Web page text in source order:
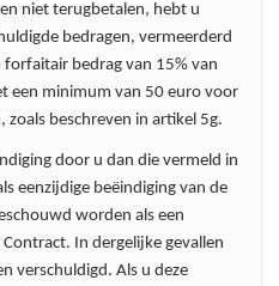
niet terugbetalen, hebt u
bedragen, vermeerderd
bedrag van 15% van
een minimum van 50 euro voor
beschreven in artikel 5g.
door u dan die vermeld in
eenzijdige beëindiging van de
worden als een
In dergelijke gevallen
verschuldigd. Als u deze